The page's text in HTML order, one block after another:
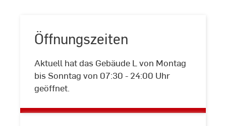
Öffnungszeiten
Aktuell hat das Gebäude L von Montag
bis Sonntag von 07:30 - 24:00 Uhr
geöffnet.
Öffnungszeiten